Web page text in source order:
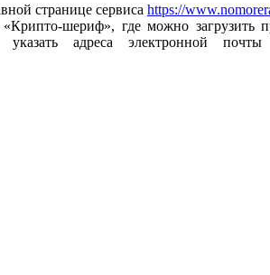
странице сервиса https://
«Крипто-шериф», где можно
адреса электронной